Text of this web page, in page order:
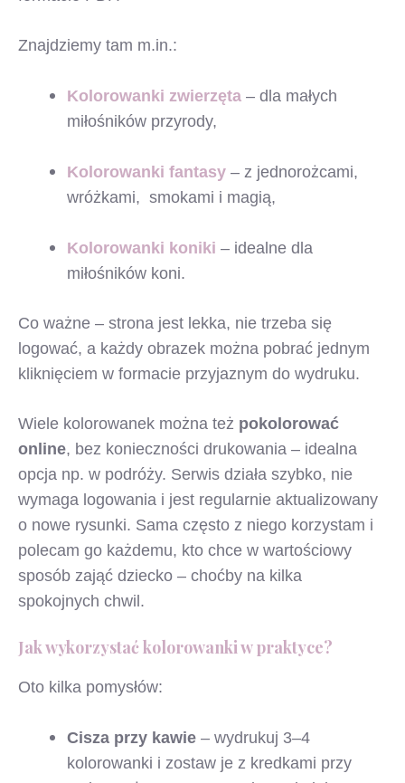
Znajdziemy tam m.in.:
Kolorowanki zwierzęta – dla małych
miłośników przyrody,
Kolorowanki fantasy – z jednorożcami,
wróżkami, smokami i magią,
Kolorowanki koniki – idealne dla
miłośników koni.
Co ważne – strona jest lekka, nie trzeba się
logować, a każdy obrazek można pobrać jednym
kliknięciem w formacie przyjaznym do wydruku.
Wiele kolorowanek można też pokolorować
online, bez konieczności drukowania – idealna
opcja np. w podróży. Serwis działa szybko, nie
wymaga logowania i jest regularnie aktualizowany
o nowe rysunki. Sama często z niego korzystam i
polecam go każdemu, kto chce w wartościowy
sposób zająć dziecko – choćby na kilka
spokojnych chwil.
Jak wykorzystać kolorowanki w praktyce?
Oto kilka pomysłów:
Cisza przy kawie – wydrukuj 3–4
kolorowanki i zostaw je z kredkami przy